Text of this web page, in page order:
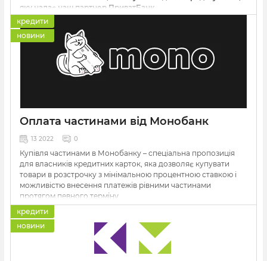
яку надає наш партнер ПриватБанк.
Все що вам потрібно для оформлення замовлення за
допомогою «Оплати частинами» - це кредитна карта
Приватбанку («Універсальний» або «Gold
»), а також елітні
карти для VIP-клієнтів (Platinum, Infinite, World Signia/Elite). У
момент оформлення замовлення на сайті з Вашого
погашення суми товару.
кредити
новини
Оплата частинами від Монобанк
13 2022 0
Купівля частинами в Монобанку – спеціальна пропозиція
для власників кредитних карток, яка дозволяє купувати
товари в розстрочку з мінімальною процентною ставкою і
можливістю внесення платежів рівними частинами
протягом певного терміну.
кредити
новини